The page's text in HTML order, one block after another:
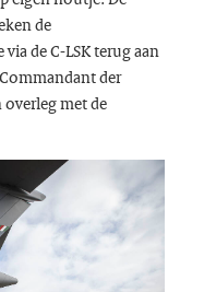
de
de C-LSK terug aan
der
met de